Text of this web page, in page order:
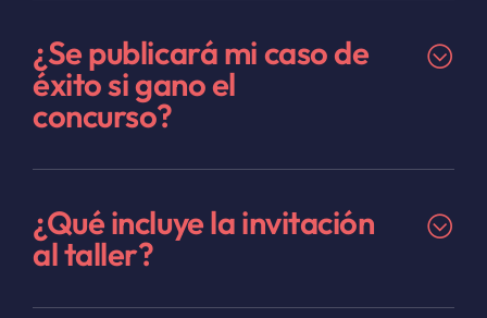
¿Se publicará mi caso de
éxito si gano el
concurso?
¿Qué incluye la invitación
al taller?